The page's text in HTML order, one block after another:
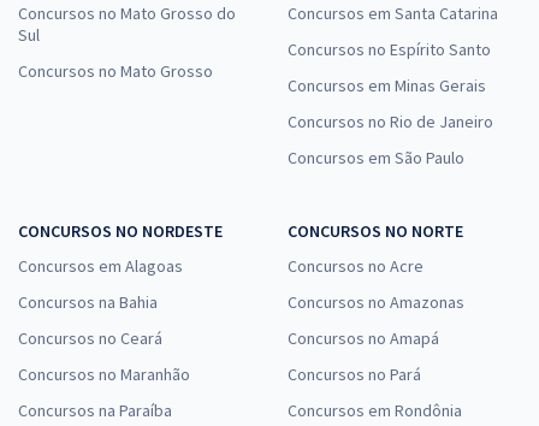
Concursos no Mato Grosso do
Sul
Concursos no Mato Grosso
Concursos em Santa Catarina
Concursos no Espírito Santo
Concursos em Minas Gerais
Concursos no Rio de Janeiro
Concursos em São Paulo
CONCURSOS NO NORDESTE
Concursos em Alagoas
Concursos na Bahia
Concursos no Ceará
Concursos no Maranhão
Concursos na Paraíba
CONCURSOS NO NORTE
Concursos no Acre
Concursos no Amazonas
Concursos no Amapá
Concursos no Pará
Concursos em Rondônia